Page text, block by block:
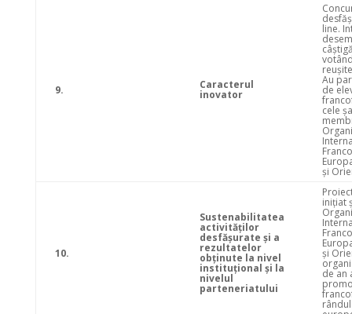
9. Caracterul
inovator
line.
Au
de
cele
şi
10.
Sustenabilitatea
activităţilor
desfăşurate şi a
rezultatelor
obţinute la nivel
instituţional şi la
nivelul
parteneriatului
iniţiat
şi
de an